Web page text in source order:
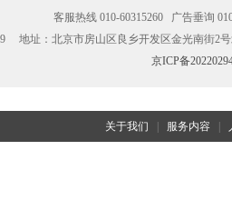
客服热线 010-60315260 广告垂询
地址：北京市房山区良乡开发区金光南街2
京ICP备
关于我们 服务内容